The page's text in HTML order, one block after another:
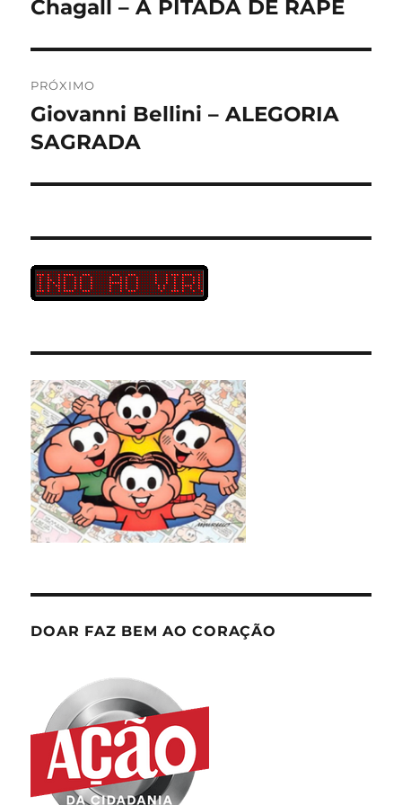
Post
Chagall – A PITADA DE RAPÉ
PRÓXIMO
Próximo
post:
Giovanni Bellini – ALEGORIA
SAGRADA
DOAR FAZ BEM AO CORAÇÃO